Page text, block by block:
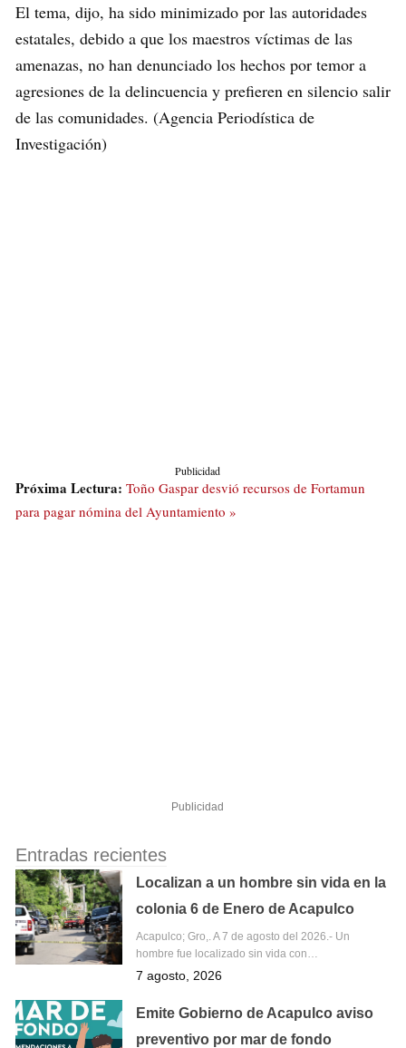
El tema, dijo, ha sido minimizado por las autoridades
estatales, debido a que los maestros víctimas de las
amenazas, no han denunciado los hechos por temor a
agresiones de la delincuencia y prefieren en silencio salir
de las comunidades. (Agencia Periodística de
Investigación)
Publicidad
Próxima Lectura: Toño Gaspar desvió recursos de Fortamun
para pagar nómina del Ayuntamiento »
Publicidad
Entradas recientes
Localizan a un hombre sin vida en la
colonia 6 de Enero de Acapulco
Acapulco; Gro,. A 7 de agosto del 2026.- Un
hombre fue localizado sin vida con…
7 agosto, 2026
Emite Gobierno de Acapulco aviso
preventivo por mar de fondo